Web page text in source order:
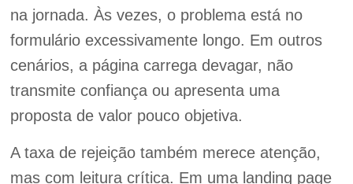
na jornada. Às vezes, o problema está no
formulário excessivamente longo. Em outros
cenários, a página carrega devagar, não
transmite confiança ou apresenta uma
proposta de valor pouco objetiva.
A taxa de rejeição também merece atenção,
mas com leitura crítica. Em uma landing page